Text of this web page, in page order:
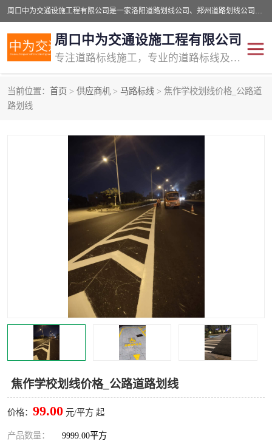
周口中为交通设施工程有限公司是一家洛阳道路划线公司、郑州道路划线公司、平顶山道路车位划线公司、开封车位划线公司、许昌道路车位划线公司、漯河道路车位划线公司，公司始终坚持“诚信、匠心、专注”的宗旨；我们的经营理念是：的服务。
周口中为交通设施工程有限公司
专注道路标线施工，专业的道路标线及交通设施施工服务商!
当前位置： 首页 > 供应商机 > 马路标线 > 焦作学校划线价格_公路道
路划线
焦作学校划线价格_公路道路划线
价格： 99.00 元/平方 起
产品数量： 9999.00平方
交通道路标线
道路标线划线 马路标线
道路划线